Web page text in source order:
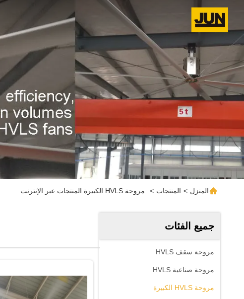
المنزل > المنتجات > مروحة HVLS الكبيرة المنتجات عبر الإنترنت
جميع الفئات
مروحة سقف HVLS
مروحة صناعية HVLS
مروحة HVLS الكبيرة